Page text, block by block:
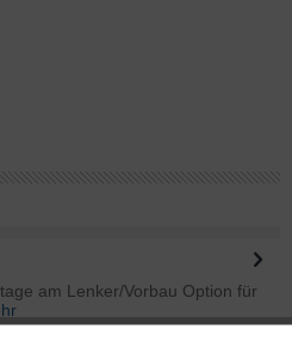
am Lenker/Vorbau Option für